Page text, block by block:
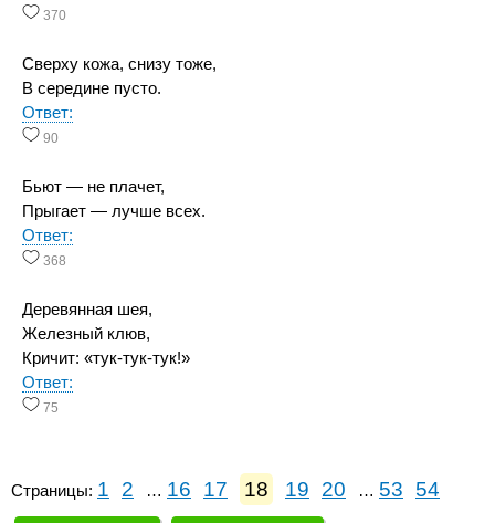
370
Сверху кожа, снизу тоже,
В середине пусто.
Ответ:
90
Бьют — не плачет,
Прыгает — лучше всех.
Ответ:
368
Деревянная шея,
Железный клюв,
Кричит: «тук-тук-тук!»
Ответ:
75
Страницы: 1 2 … 16 17 18 19 20 … 53 54